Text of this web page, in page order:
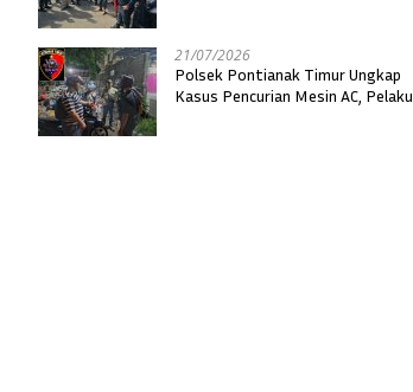
21/07/2026
Polsek Pontianak Timur Ungkap
Kasus Pencurian Mesin AC, Pelaku